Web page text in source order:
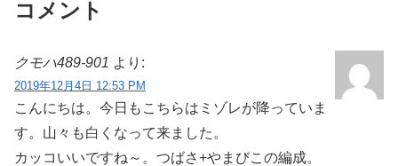
コメント
クモハ489-901 より:
2019年12月4日 12:53 PM
こんにちは。今日もこちらはミゾレが降っていま
す。山々も白くなって来ました。
カッコいいですね～。つばさ+やまびこの編成。